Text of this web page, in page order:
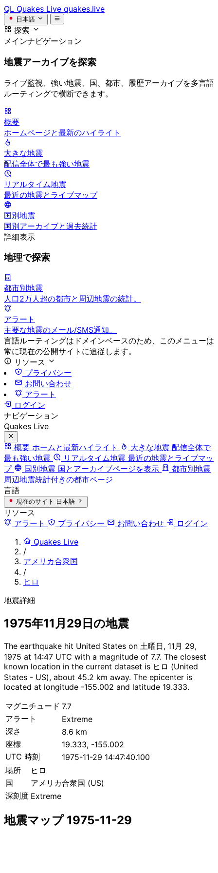
QL Quakes Live quakes.live
日本語
探索
メインナビゲーション
地震アーカイブを探索
ライブ監視、強い地震、国、都市、履歴アーカイブを多言語
ルーティングで横断できます。
概要
ホームページと最新のハイライト
大きな地震
配信全体で最も強い地震
リアルタイム地震
最近の地震とライブマップ
国別地震
国別アーカイブと過去統計
詳細表示
地理で探索
都市別地震
人口2万人超の都市と周辺地震の統計。
アラート
主要な地震のメール/SMS通知。
言語ルーティングはドメインベースのため、このメニューは
常に現在の公開サイトに追従します。
リソース
プライバシー
お問い合わせ
アラート
ログイン
ナビゲーション
Quakes Live
概要 ホームと最新ハイライト 大きな地震 配信全体で
最も強い地震
リアルタイム地震 最近の地震とライブマッ
プ
国別地震 国とアーカイブページを表示
都市別地震
周辺地震統計付きの都市ページ
言語
現在のサイト 日本語
リソース
アラート
プライバシー お問い合わせ
ログイン
Quakes Live
/
アメリカ合衆国
/
ヒロ
地震詳細
1975年11月29日の地震
The earthquake hit United States on 土曜日, 11月 29,
1975 at 14:47 UTC with a magnitude of 7.7. The closest
known location in the current dataset is ヒロ (United
States - US), about 45.2 km away. The epicenter is
located at longitude -155.002 and latitude 19.333.
マグニチュード 7.7
アラート
Extreme
深さ
8.6 km
座標
19.333, -155.002
UTC 時刻
1975-11-29 14:47:40.100
場所
ヒロ
国
アメリカ合衆国 (US)
深刻度 Extreme
地震マップ 1975-11-29